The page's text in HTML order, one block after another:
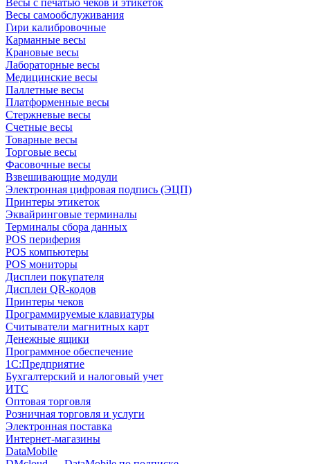
Весы с печатью чеков и этикеток
Весы самообслуживания
Гири калибровочные
Карманные весы
Крановые весы
Лабораторные весы
Медицинские весы
Паллетные весы
Платформенные весы
Стержневые весы
Счетные весы
Товарные весы
Торговые весы
Фасовочные весы
Взвешивающие модули
Электронная цифровая подпись (ЭЦП)
Принтеры этикеток
Эквайринговые терминалы
Терминалы сбора данных
POS периферия
POS компьютеры
POS мониторы
Дисплеи покупателя
Дисплеи QR-кодов
Принтеры чеков
Программируемые клавиатуры
Считыватели магнитных карт
Денежные ящики
Программное обеспечение
1С:Предприятие
Бухгалтерский и налоговый учет
ИТС
Оптовая торговля
Розничная торговля и услуги
Электронная поставка
Интернет-магазины
DataMobile